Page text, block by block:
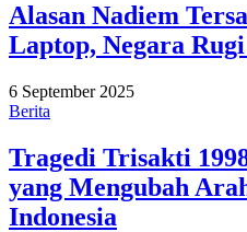
Alasan Nadiem
Laptop, Negara
6 September 2025
Berita
Tragedi Trisakti
yang Mengubah
Indonesia